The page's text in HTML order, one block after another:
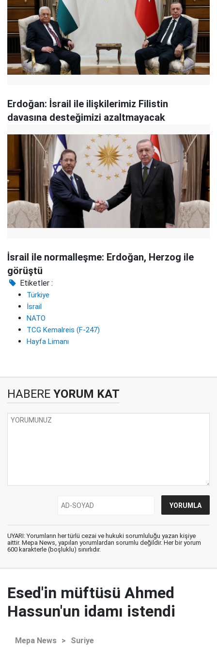
Erdoğan: İsrail ile ilişkilerimiz Filistin
davasına desteğimizi azaltmayacak
İsrail ile normalleşme: Erdoğan, Herzog ile
görüştü
Etiketler :
Türkiye
İsrail
NATO
TCG Kemalreis (F-247)
Hayfa Limanı
HABERE YORUM KAT
UYARI: Yorumların her türlü cezai ve hukuki sorumluluğu yazan kişiye
aittir. Mepa News, yapılan yorumlardan sorumlu değildir. Her bir yorum
600 karakterle (boşluklu) sınırlıdır.
Esed'in müftüsü Ahmed
Hassun'un idamı istendi
Mepa News > Suriye